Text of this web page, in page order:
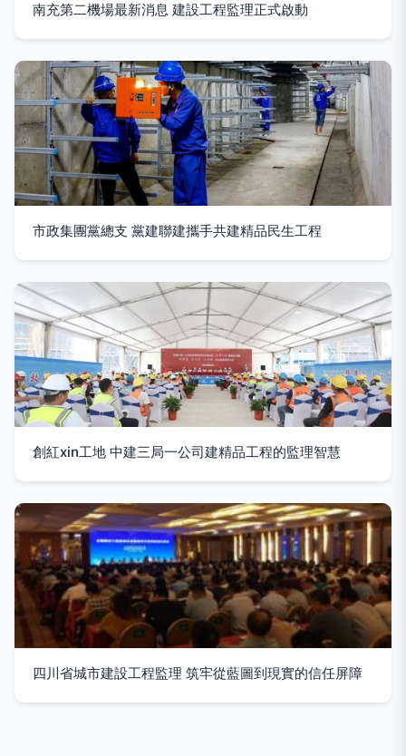
南充第二機場最新消息 建設工程監理正式啟動
市政集團黨總支 黨建聯建攜手共建精品民生工程
創紅xin工地 中建三局一公司建精品工程的監理智慧
四川省城市建設工程監理 筑牢從藍圖到現實的信任屏障